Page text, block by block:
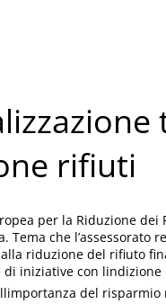
rifiuti
per la Riduzione
Tema che l’assessorato
riduzione del rifiuto
iniziative con lindizione
del